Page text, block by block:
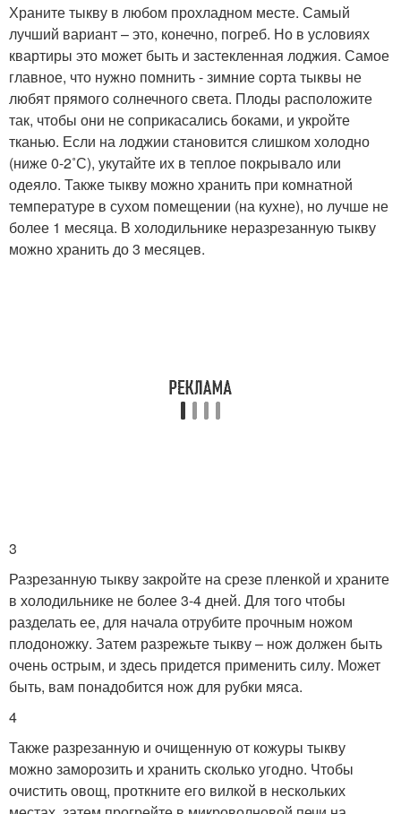
Храните тыкву в любом прохладном месте. Самый
лучший вариант – это, конечно, погреб. Но в условиях
квартиры это может быть и застекленная лоджия. Самое
главное, что нужно помнить - зимние сорта тыквы не
любят прямого солнечного света. Плоды расположите
так, чтобы они не соприкасались боками, и укройте
тканью. Если на лоджии становится слишком холодно
(ниже 0-2˚С), укутайте их в теплое покрывало или
одеяло. Также тыкву можно хранить при комнатной
температуре в сухом помещении (на кухне), но лучше не
более 1 месяца. В холодильнике неразрезанную тыкву
можно хранить до 3 месяцев.
3
Разрезанную тыкву закройте на срезе пленкой и храните
в холодильнике не более 3-4 дней. Для того чтобы
разделать ее, для начала отрубите прочным ножом
плодоножку. Затем разрежьте тыкву – нож должен быть
очень острым, и здесь придется применить силу. Может
быть, вам понадобится нож для рубки мяса.
4
Также разрезанную и очищенную от кожуры тыкву
можно заморозить и хранить сколько угодно. Чтобы
очистить овощ, проткните его вилкой в нескольких